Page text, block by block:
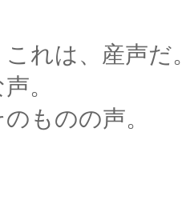
れは、産声だ
。
ものの声。